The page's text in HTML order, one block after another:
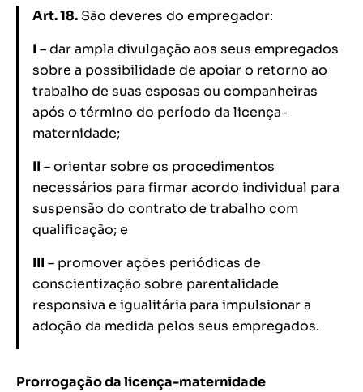
Art. 18. São deveres do empregador:
I – dar ampla divulgação aos seus empregados
sobre a possibilidade de apoiar o retorno ao
trabalho de suas esposas ou companheiras
após o término do período da licença-
maternidade;
II – orientar sobre os procedimentos
necessários para firmar acordo individual para
suspensão do contrato de trabalho com
qualificação; e
III – promover ações periódicas de
conscientização sobre parentalidade
responsiva e igualitária para impulsionar a
adoção da medida pelos seus empregados.
Prorrogação da licença-maternidade